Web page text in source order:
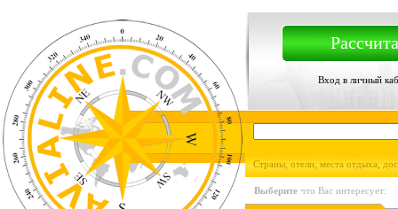
Вход в личный
Страны, отели, места отдыха,
Выберите что Вас интересует: